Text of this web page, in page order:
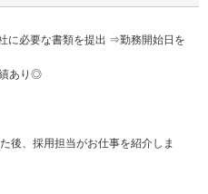
に必要な書類を提出 ⇒勤務開始日を
あり◎
後、採用担当がお仕事を紹介しま